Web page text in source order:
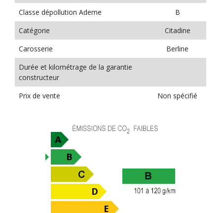
Classe dépollution Ademe
B
Catégorie
Citadine
Carosserie
Berline
Durée et kilométrage de la garantie
constructeur
Prix de vente
Non spécifié